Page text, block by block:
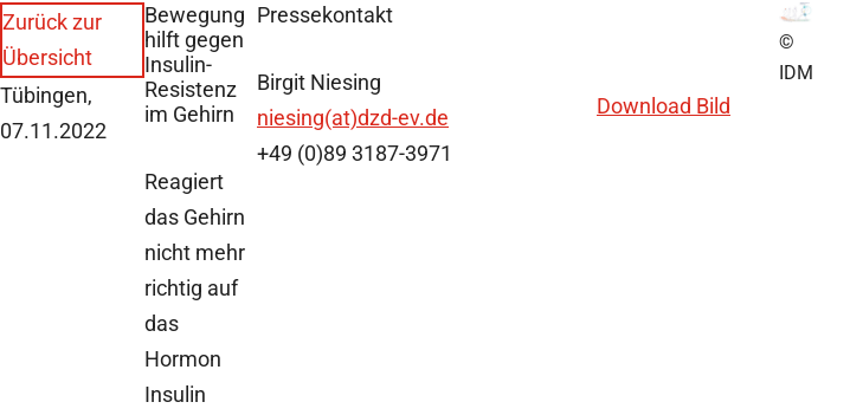
Zurück zur
Übersicht
Tübingen,
07.11.2022
Bewegung
hilft gegen
Insulin-
Resistenz
im Gehirn
Reagiert
das Gehirn
nicht mehr
richtig auf
das
Hormon
Insulin
Pressekontakt
Birgit Niesing
niesing(at)dzd-ev.de
+49 (0)89 3187-3971
Download Bild
©
IDM